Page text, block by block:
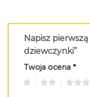
Napisz
dziewczynki”
Twoja ocena *